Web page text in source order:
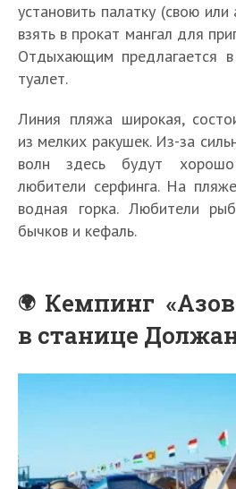
установить палатку (свою
взять в прокат мангал для
Отдыхающим предлагается
туалет.
Линия пляжа широкая,
из мелких ракушек. Из-за
волн здесь будут хорошо
любители серфинга. На
водная горка. Любители
бычков и кефаль.
Кемпинг
в станице